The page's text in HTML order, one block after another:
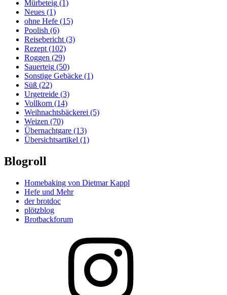
Mürbeteig (1)
Neues (1)
ohne Hefe (15)
Poolish (6)
Reisebericht (3)
Rezept (102)
Roggen (29)
Sauerteig (50)
Sonstige Gebäcke (1)
Süß (22)
Urgetreide (3)
Vollkorn (14)
Weihnachtsbäckerei (5)
Weizen (70)
Übernachtgare (13)
Übersichtsartikel (1)
Blogroll
Homebaking von Dietmar Kappl
Hefe und Mehr
der brotdoc
plötzblog
Brotbackforum